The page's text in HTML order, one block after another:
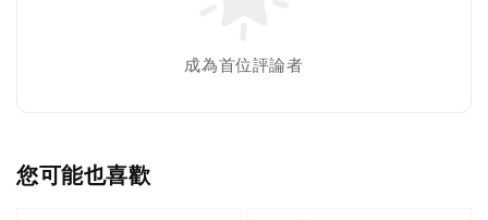
成為首位評論者
您可能也喜歡